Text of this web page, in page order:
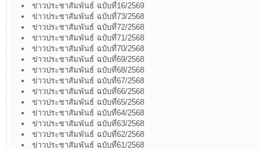
ข่าวประชาสัมพันธ์ ฉบับที่16/2569
ข่าวประชาสัมพันธ์ ฉบับที่73/2568
ข่าวประชาสัมพันธ์ ฉบับที่72/2568
ข่าวประชาสัมพันธ์ ฉบับที่71/2568
ข่าวประชาสัมพันธ์ ฉบับที่70/2568
ข่าวประชาสัมพันธ์ ฉบับที่69/2568
ข่าวประชาสัมพันธ์ ฉบับที่68/2568
ข่าวประชาสัมพันธ์ ฉบับที่67/2568
ข่าวประชาสัมพันธ์ ฉบับที่66/2568
ข่าวประชาสัมพันธ์ ฉบับที่65/2568
ข่าวประชาสัมพันธ์ ฉบับที่64/2568
ข่าวประชาสัมพันธ์ ฉบับที่63/2568
ข่าวประชาสัมพันธ์ ฉบับที่62/2568
ข่าวประชาสัมพันธ์ ฉบับที่61/2568